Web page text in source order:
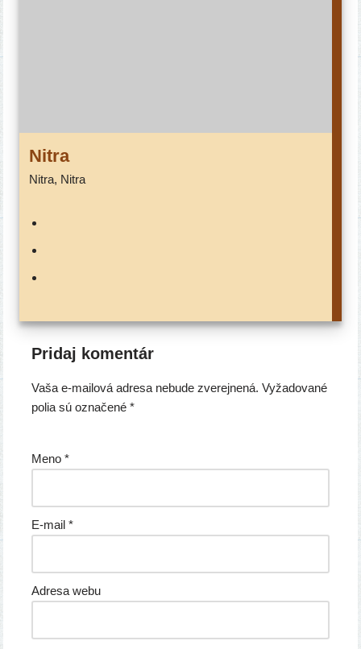
Nitra
Nitra, Nitra
Pridaj komentár
Vaša e-mailová adresa nebude zverejnená. Vyžadované
polia sú označené*
Meno*
E-mail*
Adresa webu